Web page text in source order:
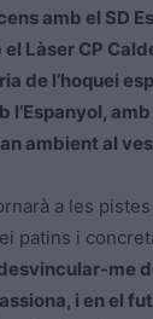
amb el SD
Làser CP
de l’hoquei
l’Espanyol,
ambient al
a les
patins i
me
i en el